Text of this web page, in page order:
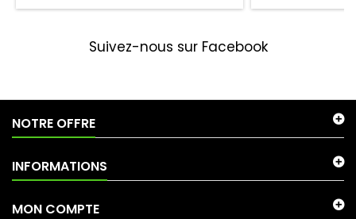
Suivez-nous sur Facebook
NOTRE OFFRE
INFORMATIONS
MON COMPTE